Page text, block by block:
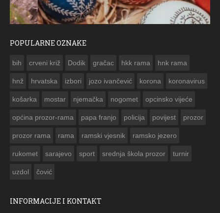
POPULARNE OZNAKE
bih crveni križ Dodik gračac hkk rama hnk rama
hnž hrvatska izbori jozo ivančević korona koronavirus
košarka mostar njemačka nogomet opcinsko vijeće
općina prozor-rama papa franjo policija povijest prozor
prozor rama rama ramski vjesnik ramsko jezero
rukomet sarajevo sport srednja škola prozor turnir
uzdol čović
INFORMACIJE I KONTAKT